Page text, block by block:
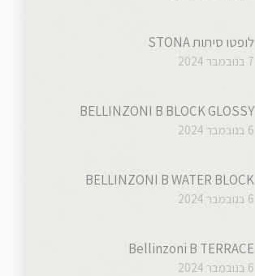
לופטו סיתות STONA
7 בנובמבר 2024
BELLINZONI B BLOCK GLOSSY
6 בנובמבר 2024
BELLINZONI B WATER BLOCK
6 בנובמבר 2024
Bellinzoni B TERRACE
6 בנובמבר 2024